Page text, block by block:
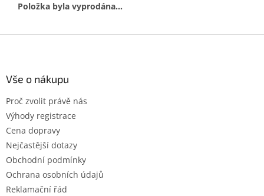
Položka byla vyprodána…
Vše o nákupu
Proč zvolit právě nás
Výhody registrace
Cena dopravy
Nejčastější dotazy
Obchodní podmínky
Ochrana osobních údajů
Reklamační řád